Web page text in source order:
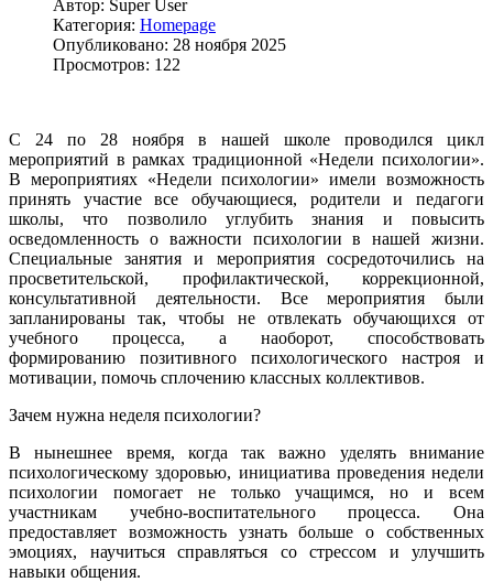
Автор: Super User
Категория: Homepage
Опубликовано: 28 ноября 2025
Просмотров: 122
С 24 по 28 ноября в нашей школе проводился цикл
мероприятий в рамках традиционной «Недели психологии».
В мероприятиях «Недели психологии» имели возможность
принять участие все обучающиеся, родители и педагоги
школы, что позволило углубить знания и повысить
осведомленность о важности психологии в нашей жизни.
Специальные занятия и мероприятия сосредоточились на
просветительской, профилактической, коррекционной,
консультативной деятельности. Все мероприятия были
запланированы так, чтобы не отвлекать обучающихся от
учебного процесса, а наоборот, способствовать
формированию позитивного психологического настроя и
мотивации, помочь сплочению классных коллективов.
Зачем нужна неделя психологии?
В нынешнее время, когда так важно уделять внимание
психологическому здоровью, инициатива проведения недели
психологии помогает не только учащимся, но и всем
участникам учебно-воспитательного процесса. Она
предоставляет возможность узнать больше о собственных
эмоциях, научиться справляться со стрессом и улучшить
навыки общения.